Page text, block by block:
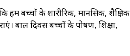
हम बच्चों के शारीरिक, मानसिक, शैक्षिक
बाल दिवस बच्चों के पोषण, शिक्षा,